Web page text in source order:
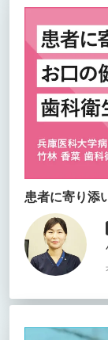
患者に寄り添